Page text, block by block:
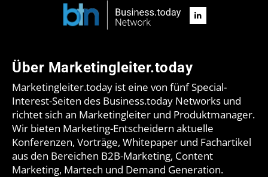
Über Marketingleiter.today
Marketingleiter.today ist eine von fünf Special-
Interest-Seiten des Business.today Networks und
richtet sich an Marketingleiter und Produktmanager.
Wir bieten Marketing-Entscheidern aktuelle
Konferenzen, Vorträge, Whitepaper und Fachartikel
aus den Bereichen B2B-Marketing, Content
Marketing, Martech und Demand Generation.